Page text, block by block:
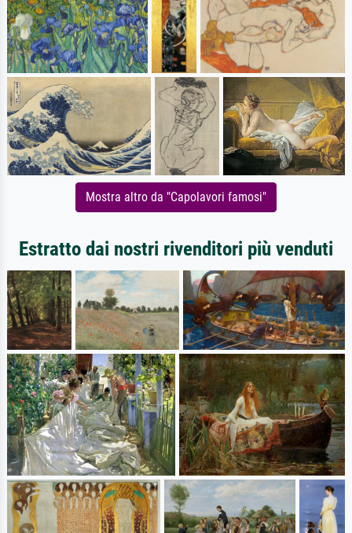
Mostra altro da "Capolavori famosi"
Estratto dai nostri rivenditori più venduti